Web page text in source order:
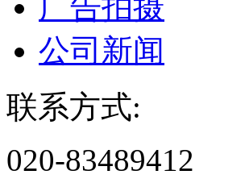
公司新闻
联系方式:
020-83489412